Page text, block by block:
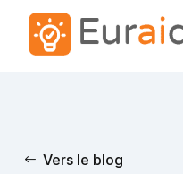
Vers le blog